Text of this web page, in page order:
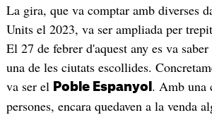
La gira, que va comptar amb diverses
Units el 2023, va ser ampliada per
El 27 de febrer d'aquest any es va
una de les ciutats escollides.
va ser el Poble Espanyol . Amb una
persones, encara quedaven a la venda